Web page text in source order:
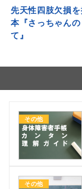
先天性四肢欠損
本『さっちゃん
て』
その他
その他